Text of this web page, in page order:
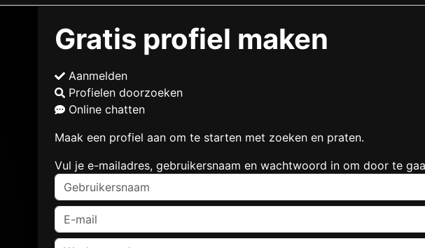
Gratis profiel maken
Aanmelden
Profielen doorzoeken
Online chatten
Maak een profiel aan om te starten met zoeken en praten.
Vul je e-mailadres, gebruikersnaam en wachtwoord in om door te